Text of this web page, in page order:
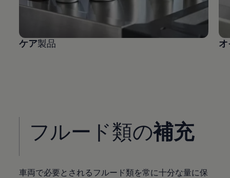
ケア製品
フルード類の補充
車両で必要とされるフルード類を常に十分な量に保